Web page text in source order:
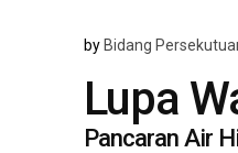
by Bidang
Lupa
Pancaran Air